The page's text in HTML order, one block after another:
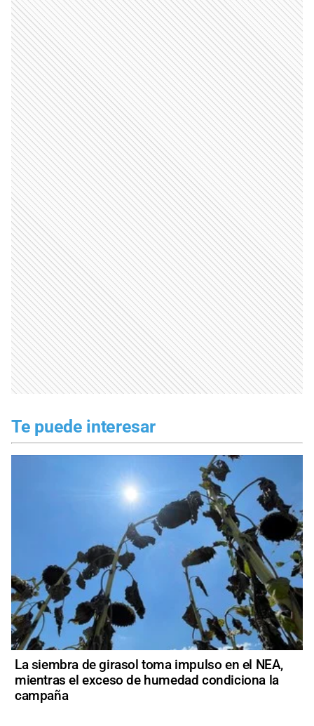
Te puede interesar
La siembra de girasol toma impulso en el NEA,
mientras el exceso de humedad condiciona la
campaña